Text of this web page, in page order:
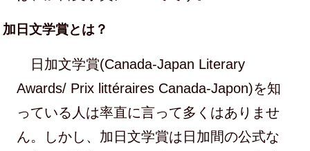
加日文学賞とは？
日加文学賞(Canada-Japan Literary
Awards/ Prix littéraires Canada-Japon)を知
っている人は率直に言って多くはありませ
ん。しかし、加日文学賞は日加間の公式な